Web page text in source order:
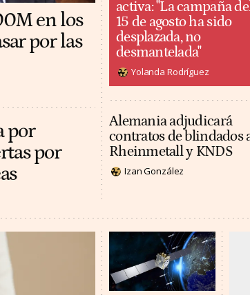
en los
por las
por
por
activa: "La campaña
15 de agosto ha sido
desplazada, no
desmantelada"
Yolanda Rodríguez
Alemania adjudicará
contratos de blindados
Rheinmetall y KNDS
Izan González